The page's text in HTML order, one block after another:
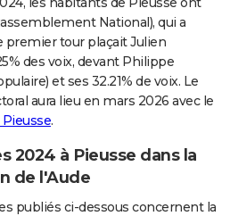
National), qui a
premier tour plaçait Julien
des voix, devant Philippe
et ses 32.21% de voix. Le
aura lieu en mars 2026 avec le
.
2024 à Pieusse dans la
de l'Aude
publiés ci-dessous concernent la